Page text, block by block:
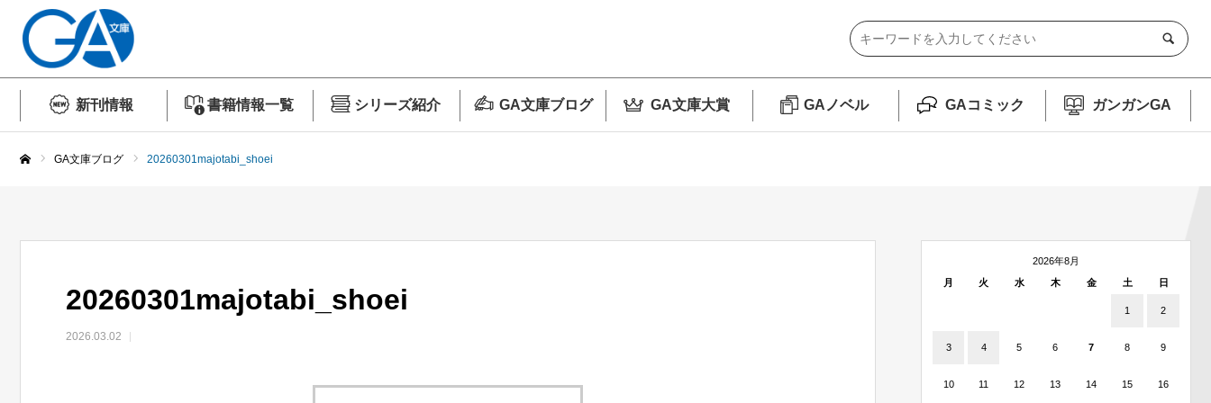
新刊情報 書籍情報一覧 シリーズ紹介 GA文庫ブログ GA文庫大賞 GAノベル GAコミック ガンガンGA
GA文庫ブログ 20260301majotabi_shoei
20260301majotabi_shoei
2026.03.02
2026年8月
月
火 水 木 金 土 日
1 2
3 4 5 6 7 8 9
10 11 12 13 14 15 16